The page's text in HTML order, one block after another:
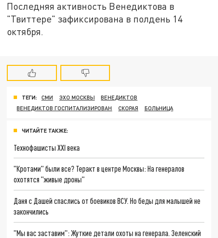
Последняя активность Венедиктова в
"Твиттере" зафиксирована в полдень 14
октября.
ТЕГИ: СМИ ЭХО МОСКВЫ
ВЕНЕДИКТОВ
ВЕНЕДИКТОВ ГОСПИТАЛИЗИРОВАН
СКОРАЯ БОЛЬНИЦА
ЧИТАЙТЕ ТАКЖЕ:
Технофашисты XXI века
"Кротами" были все? Теракт в центре Москвы: На генералов
охотятся "живые дроны"
Даня с Дашей спаслись от боевиков ВСУ. Но беды для малышей не
закончились
"Мы вас заставим": Жуткие детали охоты на генерала. Зеленский